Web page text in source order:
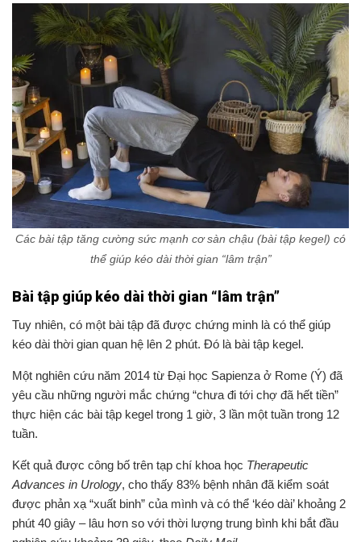
Các bài tập tăng cường sức mạnh cơ sàn chậu (bài tập kegel) có
thể giúp kéo dài thời gian “lâm trận”
Bài tập giúp kéo dài thời gian “lâm trận”
Tuy nhiên, có một bài tập đã được chứng minh là có thể giúp
kéo dài thời gian quan hệ lên 2 phút. Đó là bài tập kegel.
Một nghiên cứu năm 2014 từ Đại học Sapienza ở Rome (Ý) đã
yêu cầu những người mắc chứng “chưa đi tới chợ đã hết tiền”
thực hiện các bài tập kegel trong 1 giờ, 3 lần một tuần trong 12
tuần.
Kết quả được công bố trên tạp chí khoa học Therapeutic
Advances in Urology, cho thấy 83% bệnh nhân đã kiểm soát
được phản xạ “xuất binh” của mình và có thể ‘kéo dài’ khoảng 2
phút 40 giây – lâu hơn so với thời lượng trung bình khi bắt đầu